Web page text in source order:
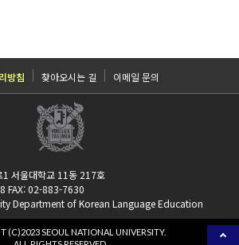
방침 찾아오시는 길 이메일 문의
1 서울대학교 11동 217호
FAX: 02-883-7630
Department of Korean Language Education
(C)2023 SEOUL NATIONAL UNIVERSITY.